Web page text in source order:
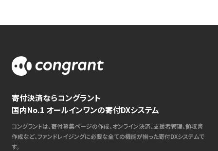
寄付決済ならコングラント
国内No.1 オールインワンの寄付DXシステム
コングラントは、寄付募集ページの作成、オンライン決済、支援者管理、領収書
作成など、ファンドレイジングに必要な全ての機能が揃った寄付DXシステムで
す。